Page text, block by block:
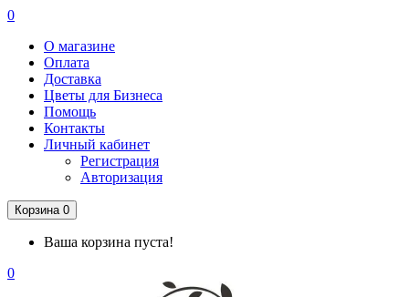
0
О магазине
Оплата
Доставка
Цветы для Бизнеса
Помощь
Контакты
Личный кабинет
Регистрация
Авторизация
Корзина 0
Ваша корзина пуста!
0